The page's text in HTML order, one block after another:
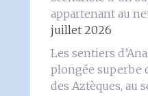
appartenant au
juillet 2026
Les sentiers
plongée superbe
des Aztèques, au